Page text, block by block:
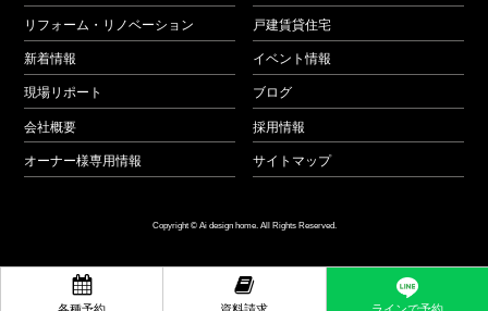
 
リフォーム・リノベーション 戸建賃貸住宅
新着情報 イベント情報
現場リポート ブログ
会社概要 採用情報
オーナー様専用情報 サイトマップ
Copyright © Ai design home. All Rights Reserved.